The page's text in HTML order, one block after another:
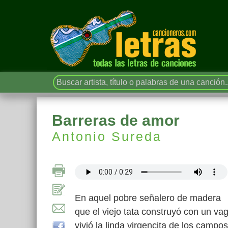
Barreras de amor
Antonio Sureda
En aquel pobre señalero de madera
que el viejo tata construyó con un
vivió la linda virgencita de los campos